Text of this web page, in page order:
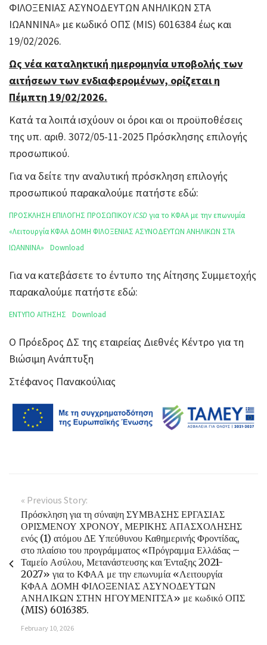
ΦΙΛΟΞΕΝΙΑΣ ΑΣΥΝΟΔΕΥΤΩΝ ΑΝΗΛΙΚΩΝ ΣΤΑ
ΙΩΑΝΝΙΝΑ» με κωδικό ΟΠΣ (MIS) 6016384 έως και
19/02/2026.
Ως νέα καταληκτική ημερομηνία υποβολής των
αιτήσεων των ενδιαφερομένων, ορίζεται η
Πέμπτη 19/02/2026.
Κατά τα λοιπά ισχύουν οι όροι και οι προϋποθέσεις
της υπ. αριθ. 3072/05-11-2025 Πρόσκλησης επιλογής
προσωπικού.
Για να δείτε την αναλυτική πρόσκληση επιλογής
προσωπικού παρακαλούμε πατήστε εδώ:
ΠΡΟΣΚΛΗΣΗ ΕΠΙΛΟΓΗΣ ΠΡΟΣΩΠΙΚΟΥICSDγια το ΚΦΑΑ με την επωνυμία
«Λειτουργία ΚΦΑΑ ΔΟΜΗ ΦΙΛΟΞΕΝΙΑΣ ΑΣΥΝΟΔΕΥΤΩΝ ΑΝΗΛΙΚΩΝ ΣΤΑ
ΙΩΑΝΝΙΝΑ»
Download
Για να κατεβάσετε το έντυπο της Αίτησης Συμμετοχής
παρακαλούμε πατήστε εδώ:
ΕΝΤΥΠΟ ΑΙΤΗΣΗΣ Download
Ο Πρόεδρος ΔΣ της εταιρείας Διεθνές Κέντρο για τη
Βιώσιμη Ανάπτυξη
Στέφανος Πανακούλιας
« Previous Story:
Πρόσκληση για τη σύναψη ΣΥΜΒΑΣΗΣ ΕΡΓΑΣΙΑΣ
ΟΡΙΣΜΕΝΟΥ ΧΡΟΝΟΥ, ΜΕΡΙΚΗΣ ΑΠΑΣΧΟΛΗΣΗΣ
ενός (1) ατόμου ΔΕ Υπεύθυνου Καθημερινής Φροντίδας,
στο πλαίσιο του προγράμματος «Πρόγραμμα Ελλάδας –
Ταμείο Ασύλου, Μετανάστευσης και Ένταξης 2021-
2027» για το ΚΦΑΑ με την επωνυμία «Λειτουργία
ΚΦΑΑ ΔΟΜΗ ΦΙΛΟΞΕΝΙΑΣ ΑΣΥΝΟΔΕΥΤΩΝ
ΑΝΗΛΙΚΩΝ ΣΤΗΝ ΗΓΟΥΜΕΝΙΤΣΑ» με κωδικό ΟΠΣ
(MIS) 6016385.
February 10, 2026